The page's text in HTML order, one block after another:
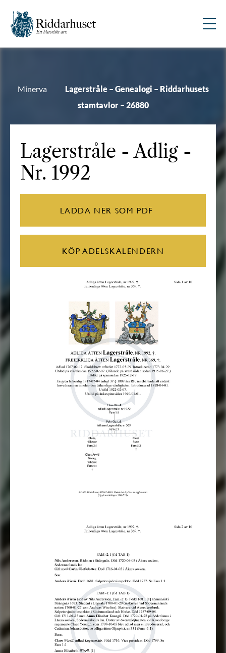
Minerva
Lagerstråle – Genealogi – Riddarhusets
stamtavlor – 26880
Lagerstråle - Adlig -
Nr. 1992
LADDA NER SOM PDF
KÖP ADELSKALENDERN